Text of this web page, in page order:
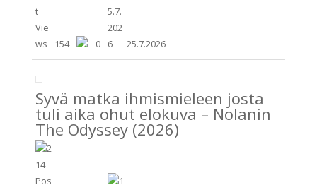
154 0 25.7.2026
Syvä matka ihmismieleen josta
tuli aika ohut elokuva – Nolanin
The Odyssey (2026)